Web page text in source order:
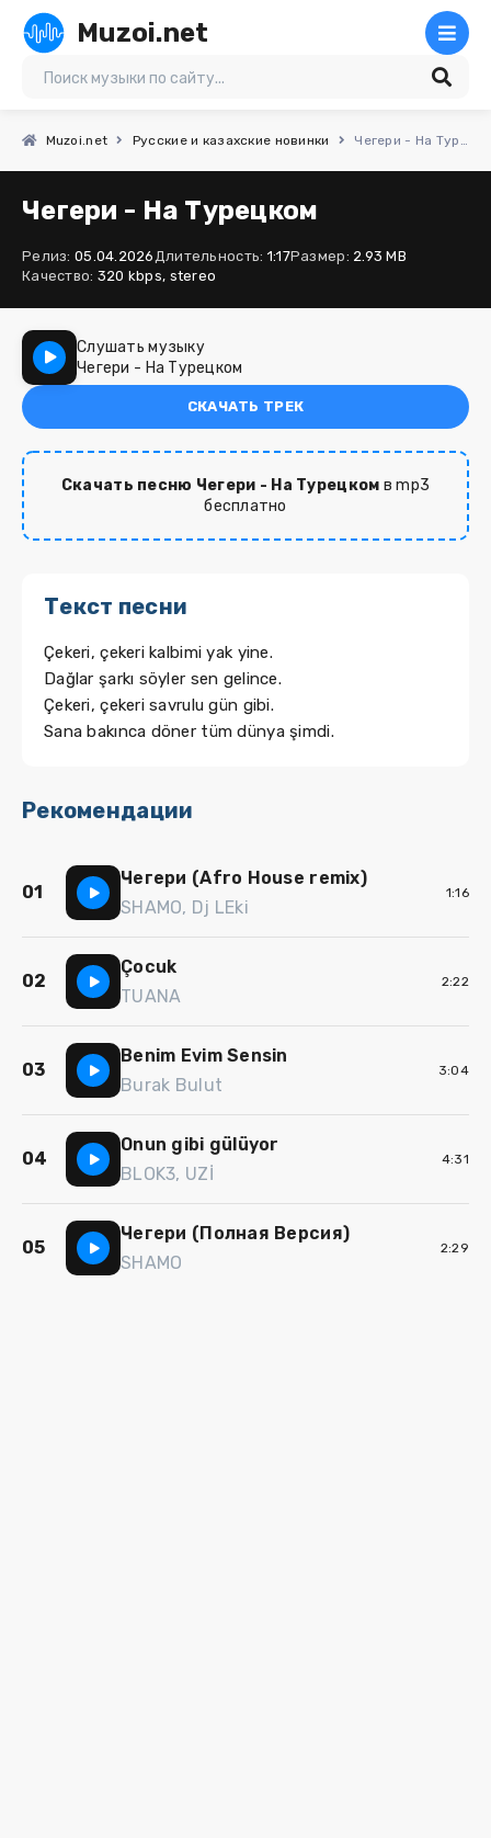
Muzoi.net
Muzoi.net Русские и казахские новинки Чегери - На Турецком
Чегери - На Турецком
Релиз: 05.04.2026Длительность: 1:17Размер: 2.93 MB
Качество: 320 kbps, stereo
Слушать музыку
Чегери - На Турецком
СКАЧАТЬ ТРЕК
Скачать песню Чегери - На Турецком в mp3
бесплатно
Текст песни
Çekeri, çekeri kalbimi yak yine.
Dağlar şarkı söyler sen gelince.
Çekeri, çekeri savrulu gün gibi.
Sana bakınca döner tüm dünya şimdi.
Рекомендации
01
Чегери (Afro House remix)
SHAMO, Dj LEki
1:16
02
Çocuk
TUANA
2:22
03
Benim Evim Sensin
Burak Bulut
3:04
04
Onun gibi gülüyor
BLOK3, UZİ
4:31
05
Чегери (Полная Версия)
SHAMO
2:29